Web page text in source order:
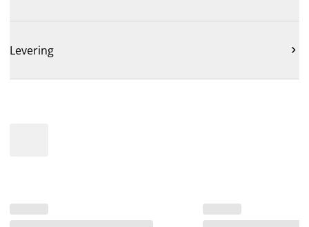
Levering 